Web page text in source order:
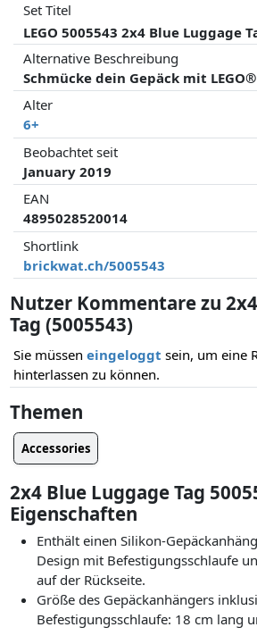
Set Titel
LEGO 5005543 2x4 Blue Luggage
Alternative Beschreibung
Schmücke dein Gepäck mit
Alter
6+
Beobachtet seit
January 2019
EAN
4895028520014
Shortlink
brickwat.ch/5005543
Nutzer Kommentare zu
Tag (5005543)
Sie müssen eingeloggt sein, um eine
hinterlassen zu können.
Themen
Accessories
2x4 Blue Luggage Tag
Eigenschaften
Enthält einen Silikon-
Design mit Befestigungsschlaufe
auf der Rückseite.
Größe des Gepäckanhängers
Befestigungsschlaufe: 18 cm lang